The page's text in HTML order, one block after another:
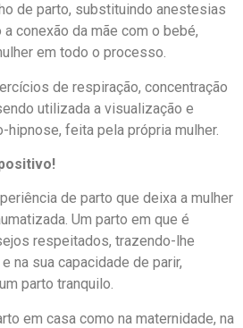
de parto, substituindo anestesias
conexão da mãe com o bebé,
em todo o processo.
de respiração, concentração
utilizada a visualização e
hipnose, feita pela própria mulher.
de parto que deixa a mulher
Um parto em que é
respeitados, trazendo-lhe
na sua capacidade de parir,
parto tranquilo.
em casa como na maternidade, na